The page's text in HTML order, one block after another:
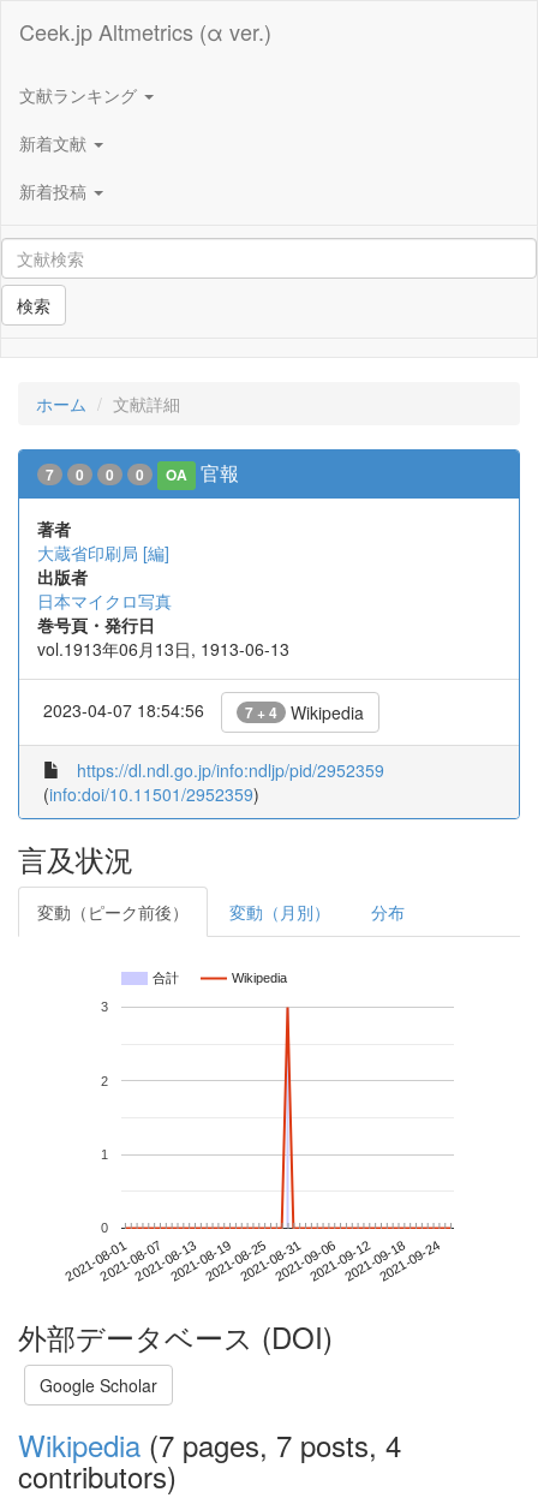
Ceek.jp Altmetrics (α ver.)
文献ランキング
新着文献
新着投稿
検索
ホーム 文献詳細
7 0 0 0 OA 官報
著者
大蔵省印刷局 [編]
出版者
日本マイクロ写真
巻号頁・発行日
vol.1913年06月13日, 1913-06-13
2023-04-07 18:54:56 7 + 4 Wikipedia
https://dl.ndl.go.jp/info:ndljp/pid/2952359
(info:doi/10.11501/2952359)
言及状況
変動（ピーク前後） 変動（月別） 分布
合計 Wikipedia
2021-08-012021-08-072021-08-132021-08-192021-08-252021-08-312021-09-062021-09-122021-09-182021-09-24
0
1
2
3
外部データベース (DOI)
Google Scholar
Wikipedia (7 pages, 7 posts, 4
contributors)